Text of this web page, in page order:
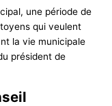
une période de
qui veulent
la vie municipale
président de